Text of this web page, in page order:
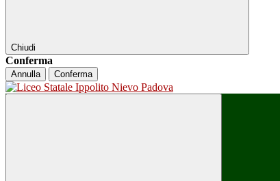
Chiudi
Conferma
Annulla Conferma